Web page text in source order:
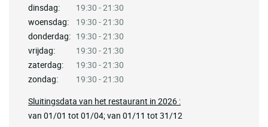
dinsdag:
19:30 - 21:30
woensdag:
19:30 - 21:30
donderdag: 19:30 - 21:30
vrijdag:
19:30 - 21:30
zaterdag:
19:30 - 21:30
zondag:
19:30 - 21:30
Sluitingsdata van het restaurant in 2026 :
van 01/01 tot 01/04; van 01/11 tot 31/12